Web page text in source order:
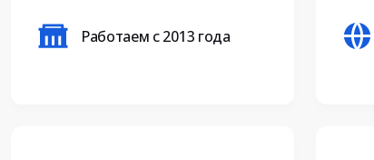
Работаем с 2013 года